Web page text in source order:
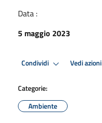
Data :
5 maggio 2023
Condividi Vedi azioni
Categorie:
Ambiente